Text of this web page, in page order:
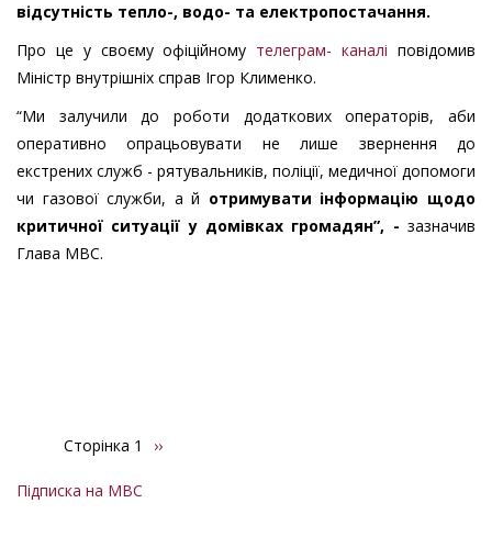
відсутність тепло-, водо- та електропостачання.
Про це у своєму офіційному телеграм- каналі повідомив
Міністр внутрішніх справ Ігор Клименко.
“Ми залучили до роботи додаткових операторів, аби
оперативно опрацьовувати не лише звернення до
екстрених служб - рятувальників, поліції, медичної допомоги
чи газової служби, а й отримувати інформацію щодо
критичної ситуації у домівках громадян”, - зазначив
Глава МВС.
Розбивка
сторінки
Сторінка 1
Наступна
››
Підписка на МВС